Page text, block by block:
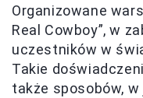
Organizowane
Real Cowboy”, w
uczestników w
Takie
także sposobów, w